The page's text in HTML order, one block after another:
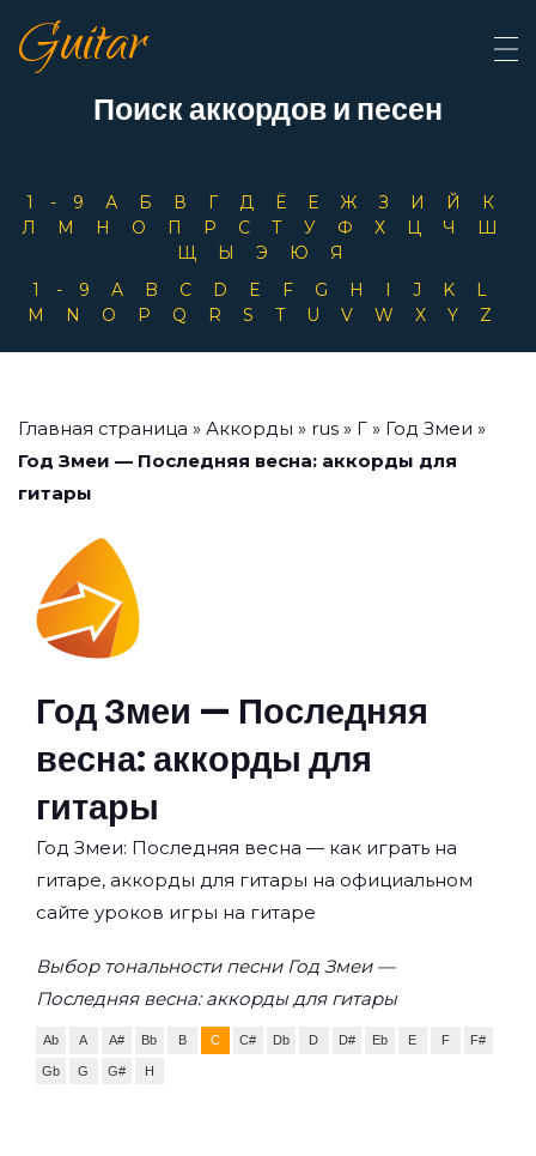
Guitar
Поиск аккордов и песен
1-9 А Б В Г Д Ё Е Ж З И Й
К
Л
М Н О П Р С Т У Ф Х Ц Ч
Ш
Щ
Ы Э Ю
Я
1-9
A B C D E F G H I J K
L
M
N O P Q R S T U V W X Y Z
Главная страница » Аккорды » rus » Г » Год Змеи »
Год Змеи — Последняя весна: аккорды для
гитары
Год Змеи — Последняя
весна: аккорды для
гитары
Год Змеи: Последняя весна — как играть на
гитаре, аккорды для гитары на официальном
сайте уроков игры на гитаре
Выбор тональности песни Год Змеи —
Последняя весна: аккорды для гитары
Ab A A# Bb B C C# Db D D# Eb E F F#
Gb G G# H